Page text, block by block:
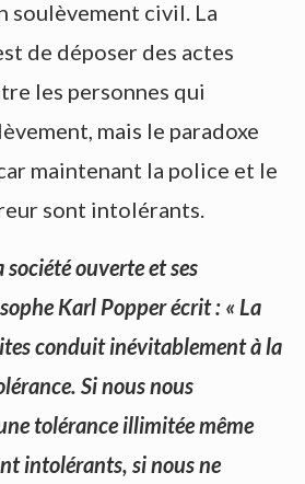
soulèvement civil. La
de déposer des actes
les personnes qui
mais le paradoxe
maintenant la police et le
sont intolérants.
société ouverte et ses
Karl Popper écrit : « La
conduit inévitablement à la
Si nous nous
tolérance illimitée même
intolérants, si nous ne